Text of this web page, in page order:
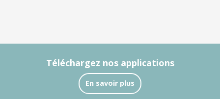
Téléchargez nos applications
En savoir plus